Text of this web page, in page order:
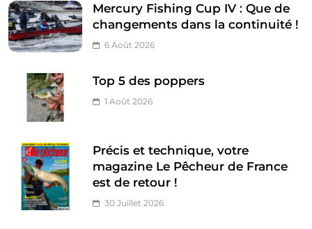
Mercury Fishing Cup IV : Que de
changements dans la continuité !
6 Août 2026
Top 5 des poppers
1 Août 2026
Précis et technique, votre
magazine Le Pêcheur de France
est de retour !
30 Juillet 2026